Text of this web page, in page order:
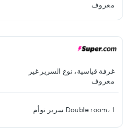
معروف
غرفة قياسية، نوع السرير غير
معروف
Double room، 1 سرير توأم